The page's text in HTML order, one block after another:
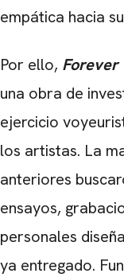
empática hacia
Por ello, Forever
una obra de
ejercicio
los artistas. La
anteriores
ensayos,
personales
ya entregado.